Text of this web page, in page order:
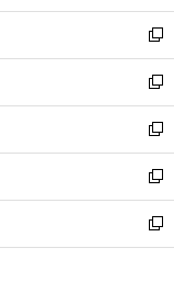
開
く
ウ
で
開
く
ン
ド
ウ
で
開
く
ウ
ィ
ン
ド
ウ
で
開
く
新
し
い
ウ
ィ
ン
ド
ウ
で
開
新
し
い
ウ
ィ
ン
ド
ウ
新
し
い
ウ
ィ
ン
新
し
い
ウ
新
し